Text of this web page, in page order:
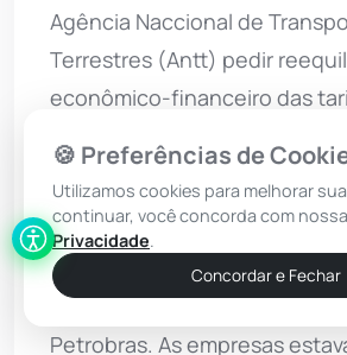
Agência Naccional de
Terrestres (Antt) pedir
econômico-financeiro das
Em outra frente,
porte e importadores vinham
para risco de falta do produto
elevada defasagem
Petrobras. As empresas
🍪 Preferências de
Utilizamos cookies para melhorar
continuar, você concorda com nossa
Privacidade.
Concordar e Fechar